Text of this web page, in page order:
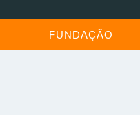
FUNDAÇÃO